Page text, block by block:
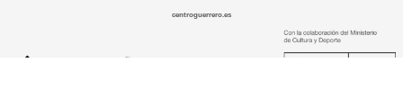
centroguerrero.es